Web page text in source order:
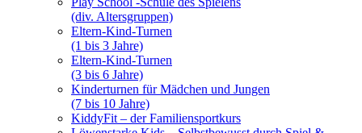
(div. Altersgruppen)
Eltern-Kind-Turnen
(1 bis 3 Jahre)
Eltern-Kind-Turnen
(3 bis 6 Jahre)
Kinderturnen für Mädchen und Jungen
(7 bis 10 Jahre)
KiddyFit – der Familiensportkurs